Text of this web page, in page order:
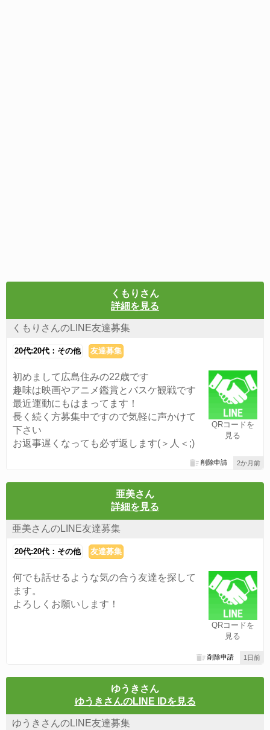
くもりさん
詳細を見る
くもりさんのLINE友達募集
20代:20代：その他 友達募集
QRコードを
見る
初めまして広島住みの22歳です
趣味は映画やアニメ鑑賞とバスケ観戦です
最近運動にもはまってます！
長く続く方募集中ですので気軽に声かけて
下さい
お返事遅くなっても必ず返します(＞人＜;)
2か月前
削除申請
亜美さん
詳細を見る
亜美さんのLINE友達募集
20代:20代：その他 友達募集
QRコードを
見る
何でも話せるような気の合う友達を探して
ます。
よろしくお願いします！
1日前
削除申請
ゆうきさん
ゆうきさんのLINE IDを見る
ゆうきさんのLINE友達募集